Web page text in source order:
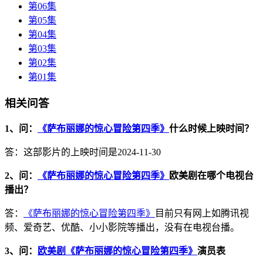
第06集
第05集
第04集
第03集
第02集
第01集
相关问答
1、问： 《萨布丽娜的惊心冒险第四季》 什么时候上映时间？
答：这部影片的上映时间是2024-11-30
2、问： 《萨布丽娜的惊心冒险第四季》
欧美剧在哪个电视台
播出？
答： 《萨布丽娜的惊心冒险第四季》
目前只有网上如腾讯视
频、爱奇艺、优酷、小小影院等播出，没有在电视台播。
3、问： 欧美剧《萨布丽娜的惊心冒险第四季》 演员表